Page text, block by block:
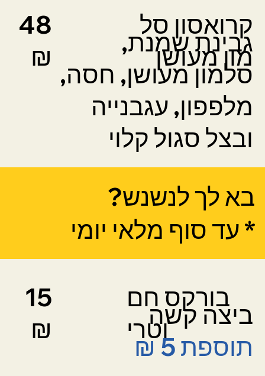
48
₪
גבינת שמנת,
סלמון מעושן, חסה,
מלפפון, עגבנייה
ובצל סגול קלוי
קרואסון סל
מון מעושן
בא לך לנשנש?
* עד סוף מלאי יומי
בורקס חם
וטרי
15
₪
ביצה קשה
תוספת 5 ₪